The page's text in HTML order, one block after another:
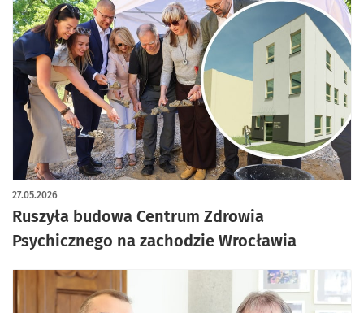
Ruszyła budowa Centrum Zdrowia
Psychicznego na zachodzie Wrocławia
27.05.2026